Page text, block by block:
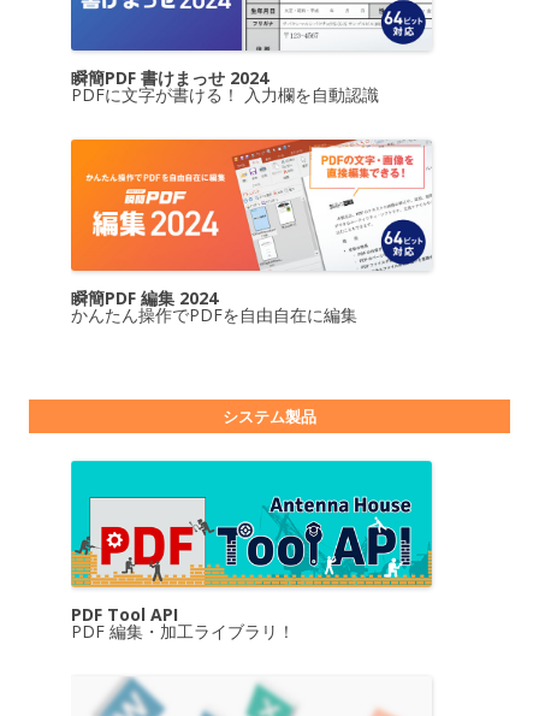
瞬簡PDF 書けまっせ 2024
PDFに文字が書ける！ 入力欄を自動認識
瞬簡PDF 編集 2024
かんたん操作でPDFを自由自在に編集
システム製品
PDF Tool API
PDF 編集・加工ライブラリ！